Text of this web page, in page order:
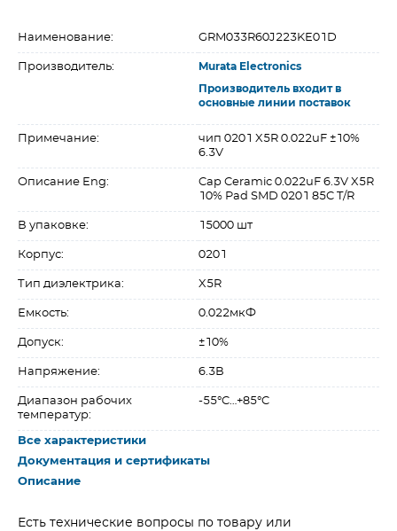
Наименование: GRM033R60J223KE01D
Производитель: Murata Electronics
Производитель входит в
основные линии поставок
Примечание:
чип 0201 X5R 0.022uF ±10%
6.3V
Описание Eng:
Cap Ceramic 0.022uF 6.3V X5R
10% Pad SMD 0201 85C T/R
В упаковке: 15000 шт
Корпус: 0201
Тип диэлектрика: X5R
Емкость: 0.022мкФ
Допуск: ±10%
Напряжение: 6.3В
Диапазон рабочих
температур:
-55°C…+85°C
Все характеристики
Документация и сертификаты
Описание
Есть технические вопросы по товару или